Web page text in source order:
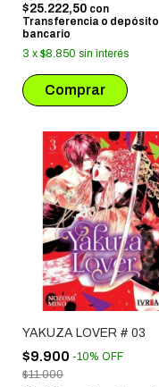
$25.222,50 con
Transferencia o depósito
bancario
3 x $8.850 sin interés
YAKUZA LOVER # 03
$9.900 -10% OFF
$11.000